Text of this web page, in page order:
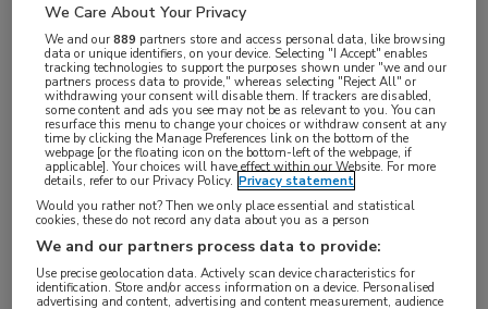
De combinatie van androgeendeprivatietherapie
(ADT), docetaxel en abirateron verbetert de
Oncologie,Urologie
Aandachtsgebieden:
Uro-oncologie
Tags:
abirateron
We Care About Your Privacy
We and our889 partners store and access personal data, like browsing
data or unique identifiers, on your device. Selecting "I Accept" enables
tracking technologies to support the purposes shown under "we and our
partners process data to provide," whereas selecting "Reject All" or
withdrawing your consent will disable them. If trackers are disabled,
some content and ads you see may not be as relevant to you. You can
resurface this menu to change your choices or withdraw consent at any
time by clicking the Manage Preferences link on the bottom of the
webpage [or the floating icon on the bottom-left of the webpage, if
applicable]. Your choices will have effect within our Website. For more
details, refer to our Privacy Policy. Privacy statement
Would you rather not? Then we only place essential and statistical
cookies, these do not record any data about you as a person
We and our partners process data to provide:
Use precise geolocation data. Actively scan device characteristics for
identification. Store and/or access information on a device. Personalised
advertising and content, advertising and content measurement, audience